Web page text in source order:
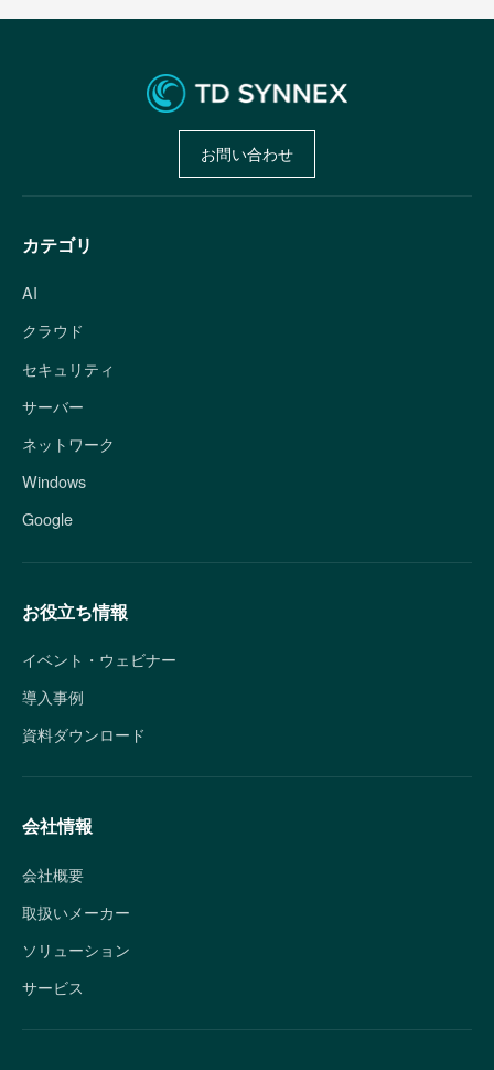
お問い合わせ
カテゴリ
AI
クラウド
セキュリティ
サーバー
ネットワーク
Windows
Google
お役立ち情報
イベント・ウェビナー
導入事例
資料ダウンロード
会社情報
会社概要
取扱いメーカー
ソリューション
サービス